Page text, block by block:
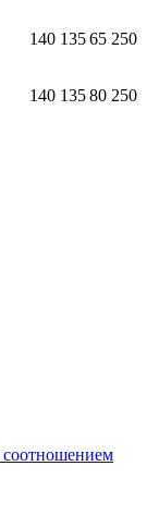
140 135 65 250
140 135 80 250